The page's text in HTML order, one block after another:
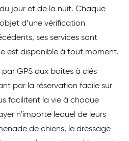
jour et de la nuit. Chaque
d’une vérification
ses services sont
est disponible à tout moment.
GPS aux boîtes à clés
par la réservation facile sur
facilitent la vie à chaque
n’importe lequel de leurs
de chiens, le dressage